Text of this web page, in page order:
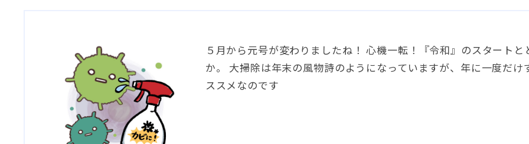
５月から元号が変わりましたね！ 心機一転！『令和』のスタート
か。 大掃除は年末の風物詩のようになっていますが、年に一度だ
ススメなのです